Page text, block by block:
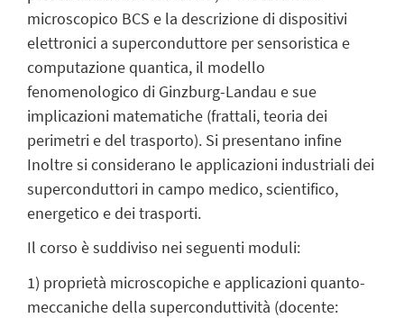
microscopico BCS e la descrizione di dispositivi
elettronici a superconduttore per sensoristica e
computazione quantica, il modello
fenomenologico di Ginzburg-Landau e sue
implicazioni matematiche (frattali, teoria dei
perimetri e del trasporto). Si presentano infine
Inoltre si considerano le applicazioni industriali dei
superconduttori in campo medico, scientifico,
energetico e dei trasporti.
Il corso è suddiviso nei seguenti moduli:
1) proprietà microscopiche e applicazioni quanto-
meccaniche della superconduttività (docente: